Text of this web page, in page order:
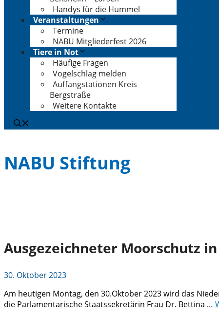
Handys für die Hummel
Veranstaltungen
Termine
NABU Mitgliederfest 2026
Tiere in Not
Häufige Fragen
Vogelschlag melden
Auffangstationen Kreis
Bergstraße
Weitere Kontakte
NABU Stiftung
Ausgezeichneter Moorschutz in
30. Oktober 2023
Am heutigen Montag, den 30.Oktober 2023 wird das
die Parlamentarische Staatssekretärin Frau Dr. Bettina …